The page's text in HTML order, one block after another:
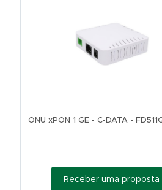
ONU xPON 1 GE - C-DATA -
Receber uma proposta